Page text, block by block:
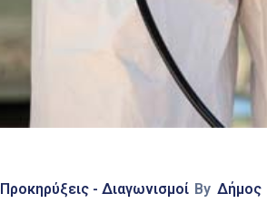
Προκηρύξεις - Διαγωνισμοί By Δήμος